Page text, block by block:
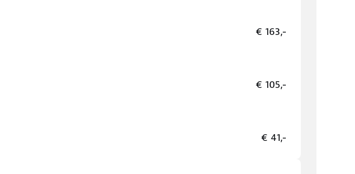
€ 163,-
€ 105,-
€ 41,-